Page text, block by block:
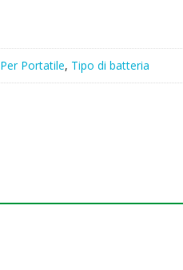
Portatile, Tipo di batteria